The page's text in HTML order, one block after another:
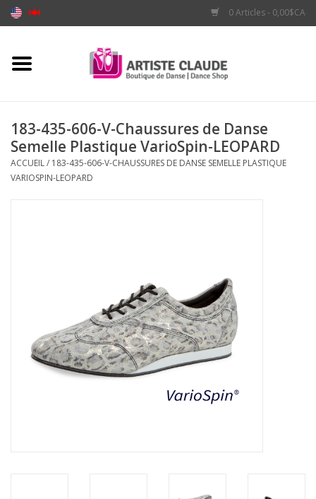
0 Articles - 0,00$CA
Accueil
Vêtements
183-435-606-V-Chaussures de Danse
Semelle Plastique VarioSpin-LEOPARD
ACCUEIL/ 183-435-606-V-CHAUSSURES DE DANSE SEMELLE PLASTIQUE
VARIOSPIN-LEOPARD